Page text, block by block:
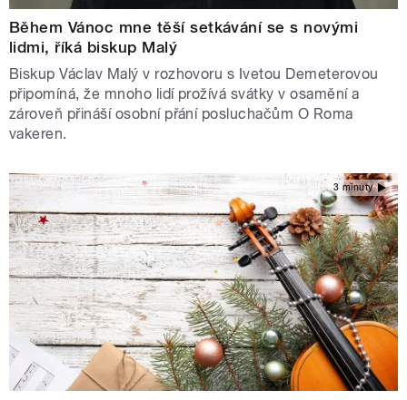
Během Vánoc mne těší setkávání se s novými
lidmi, říká biskup Malý
Biskup Václav Malý v rozhovoru s Ivetou Demeterovou
připomíná, že mnoho lidí prožívá svátky v osamění a
zároveň přináší osobní přání posluchačům O Roma
vakeren.
3 minuty